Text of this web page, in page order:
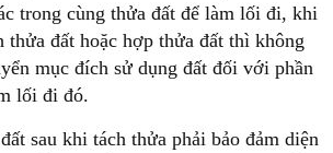
trong cùng thửa đất để làm lối đi, khi
thửa đất hoặc hợp thửa đất thì không
mục đích sử dụng đất đối với phần
lối đi đó.
sau khi tách thửa phải bảo đảm diện